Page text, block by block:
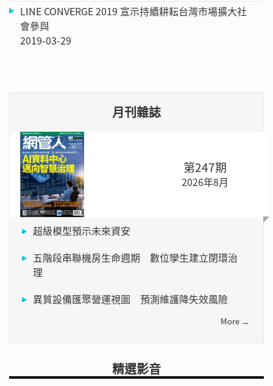
LINE CONVERGE 2019 宣示持續耕耘台灣市場擴大社
會參與
2019-03-29
月刊雜誌
第247期
2026年8月
超級模型預示未來資安
五階段串聯機房生命週期 數位孿生建立閉環治
理
異質設備匯聚營運視圖 預測維護降失效風險
More →
精選影音